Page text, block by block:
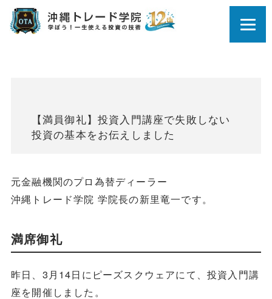
【満員御礼】投資入門講座で失敗しない
投資の基本をお伝えしました
元金融機関のプロ為替ディーラー
沖縄トレード学院 学院長の新里竜一です。
満席御礼
昨日、3月14日にピーズスクウェアにて、投資入門講
座を開催しました。